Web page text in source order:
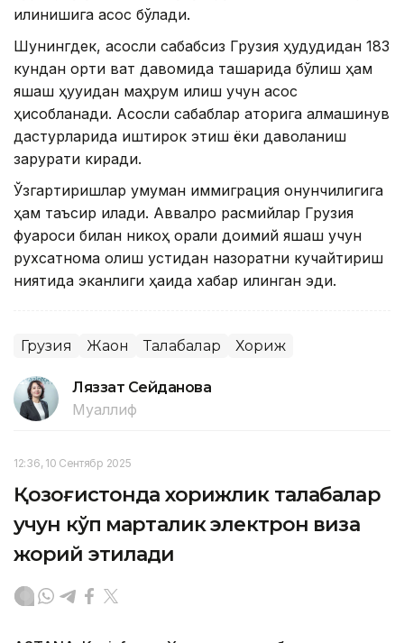
қилинишига асос бўлади.
Шунингдек, асосли сабабсиз Грузия ҳудудидан 183
кундан ортиқ вақт давомида ташқарида бўлиш ҳам
яшаш ҳуқуқидан маҳрум қилиш учун асос
ҳисобланади. Асосли сабаблар қаторига алмашинув
дастурларида иштирок этиш ёки даволаниш
зарурати киради.
Ўзгартиришлар умуман иммиграция қонунчилигига
ҳам таъсир қилади. Аввалроқ расмийлар Грузия
фуқароси билан никоҳ орқали доимий яшаш учун
рухсатнома олиш устидан назоратни кучайтириш
ниятида эканлиги ҳақида хабар қилинган эди.
Грузия Жаҳон Талабалар Хориж
Ляззат Сейданова
Муаллиф
12:36, 10 Сентябр 2025
Қозоғистонда хорижлик талабалар
учун кўп марталик электрон виза
жорий этилади